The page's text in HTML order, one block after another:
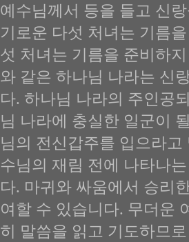
예수님께서 등을 들고 신
기로운 다섯 처녀는 기름
섯 처녀는 기름을 준비하
와 같은 하나님 나라는 신
다. 하나님 나라의 주인공
님 나라에 충실한 일군이
님의 전신갑주를 입으라
수님의 재림 전에 나타나
다. 마귀와 싸움에서 승리
여할 수 있습니다. 무더운
히 말씀을 읽고 기도하므